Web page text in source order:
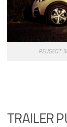
PEUGEOT
TRAILER